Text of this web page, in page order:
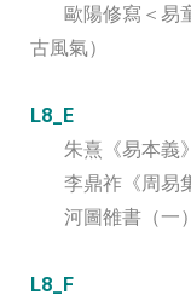
歐陽修寫＜易
古風氣）
L8_E
朱熹《易本義
李鼎祚《周易
河圖雒書（一）
L8_F